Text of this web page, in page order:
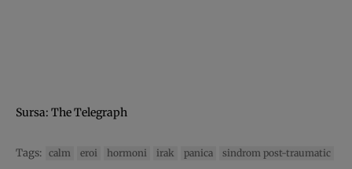
Sursa: The Telegraph
Tags: calm eroi hormoni irak panica sindrom post-traumatic